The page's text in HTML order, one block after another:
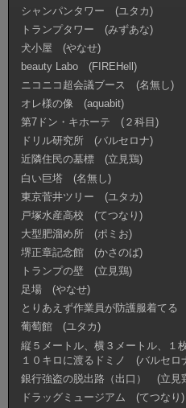
シャンパンタワー (ユタカ)
トランプタワー (みずあな)
犬小屋 (やなせ)
beauty Labo (FIREHell)
ニコニコ超会議ブース (名無し)
オレ様の像 (aquabit)
第7ドン・キホーテ (２科目)
ドリル研究所 (バルセロナ)
近隣住民の墓標 (立見鶏)
白い巨塔 (名無し)
東京菅井ツリー (ユタカ)
戸塚水産高校 (てつなり)
大型肥溜め所 (ポミお)
堺正章記念館 (かさのば)
トランプの壁 (立見鶏)
足場 (やなせ)
とりあえず作業員が防護服着て
葡萄館 (ユタカ)
縦５メートル、横３メートル、１
１０キロに渡るドミノ (バルセロ
銀行強盗の脱出路（出口） (立見
ドラッグミュージアム (てつなり)